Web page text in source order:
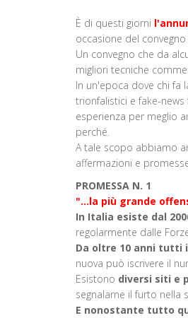
È di questi giorni
occasione del
Un convegno che da
migliori tecniche
In un'epoca dove chi fa
trionfalistici e fake-
esperienza per meglio
perché.
A tale scopo abbiamo
affermazioni e
PROMESSA N. 1
"...la più grande
In Italia esiste dal
regolarmente dalle
Da oltre 10 anni tutti
nuova può iscrivere il
Esistono diversi siti e
segnalarne il furto nella
E nonostante tutto